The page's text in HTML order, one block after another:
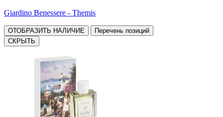
Giardino Benessere - Themis
ОТОБРАЗИТЬ НАЛИЧИЕ
Перечень позиций
СКРЫТЬ